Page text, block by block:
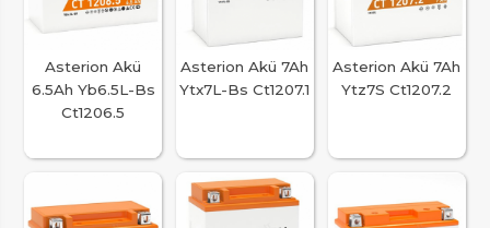
Asterion Akü
6.5Ah Yb6.5L-Bs
Ct1206.5
Asterion Akü 7Ah
Ytx7L-Bs Ct1207.1
Asterion Akü 7Ah
Ytz7S Ct1207.2